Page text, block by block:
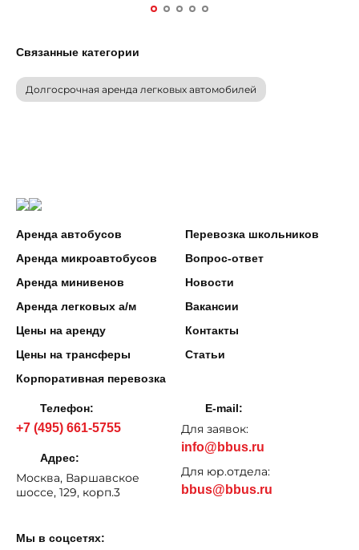
Связанные категории
Долгосрочная аренда легковых автомобилей
Аренда автобусов
Аренда микроавтобусов
Аренда минивенов
Аренда легковых а/м
Цены на аренду
Цены на трансферы
Корпоративная перевозка
Перевозка школьников
Вопрос-ответ
Новости
Вакансии
Контакты
Статьи
Телефон:
+7 (495) 661-5755
Адрес:
Москва, Варшавское
шоссе, 129, корп.3
E-mail:
Для заявок:
info@bbus.ru
Для юр.отдела:
bbus@bbus.ru
Мы в соцсетях: